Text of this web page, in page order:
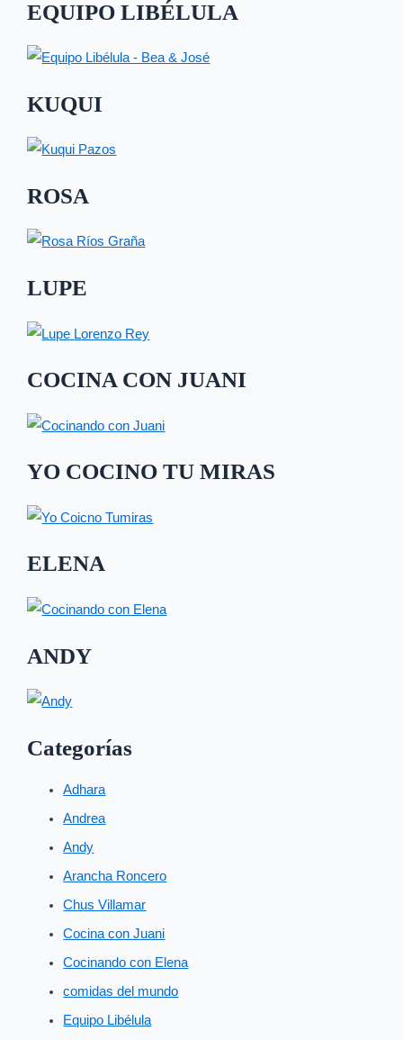
EQUIPO LIBÉLULA
KUQUI
ROSA
LUPE
COCINA CON JUANI
YO COCINO TU MIRAS
ELENA
ANDY
Categorías
Adhara
Andrea
Andy
Arancha Roncero
Chus Villamar
Cocina con Juani
Cocinando con Elena
comidas del mundo
Equipo Libélula